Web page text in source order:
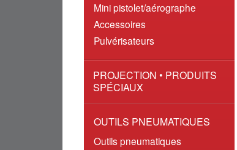
Mini pistolet/aérographe
Accessoires
Pulvérisateurs
PROJECTION • PRODUITS
SPÉCIAUX
OUTILS PNEUMATIQUES
Outils pneumatiques